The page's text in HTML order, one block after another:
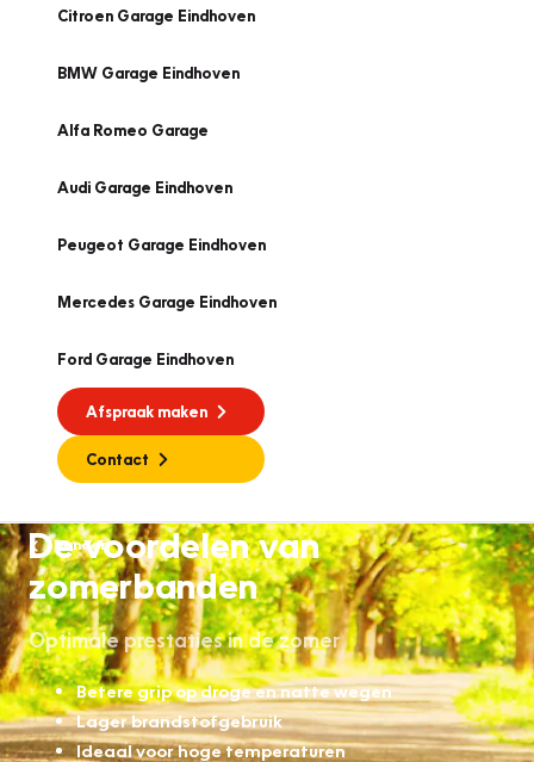
Citroen Garage Eindhoven
BMW Garage Eindhoven
Alfa Romeo Garage
Audi Garage Eindhoven
Peugeot Garage Eindhoven
Mercedes Garage Eindhoven
Ford Garage Eindhoven
Afspraak maken
Contact
Banden
De voordelen van
zomerbanden
Optimale prestaties in de zomer
Betere grip op droge en natte wegen
Lager brandstofgebruik
Ideaal voor hoge temperaturen